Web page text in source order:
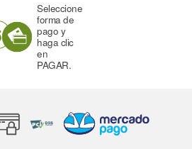
Seleccione
forma de
pago y
haga clic
en
PAGAR.